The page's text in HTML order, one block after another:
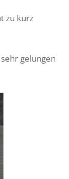
zu kurz
gelungen